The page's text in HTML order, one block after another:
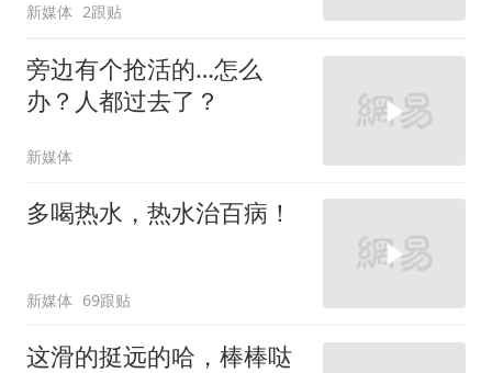
新媒体 2跟贴
旁边有个抢活的…怎么
办？人都过去了？
新媒体
多喝热水，热水治百病！
新媒体 69跟贴
这滑的挺远的哈，棒棒哒